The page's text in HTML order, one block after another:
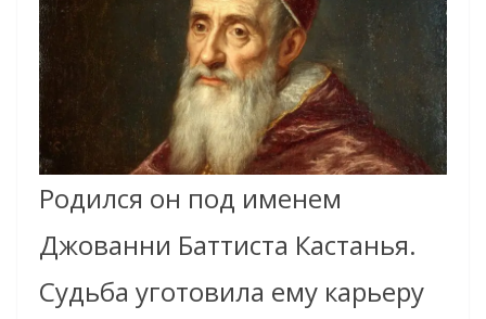
Родился он под именем
Джованни Баттиста Кастанья.
Судьба уготовила ему карьеру